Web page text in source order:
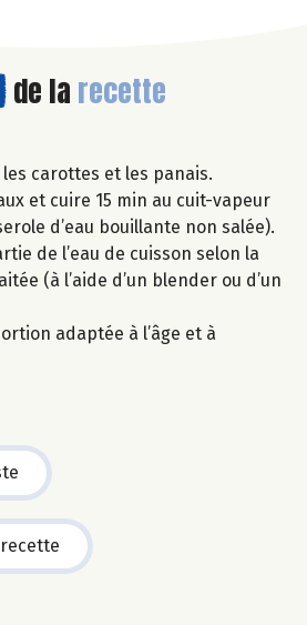
de la recette
carottes et les panais.
et cuire 15 min au cuit-vapeur
d’eau bouillante non salée).
de l’eau de cuisson selon la
(à l’aide d’un blender ou d’un
adaptée à l’âge et à